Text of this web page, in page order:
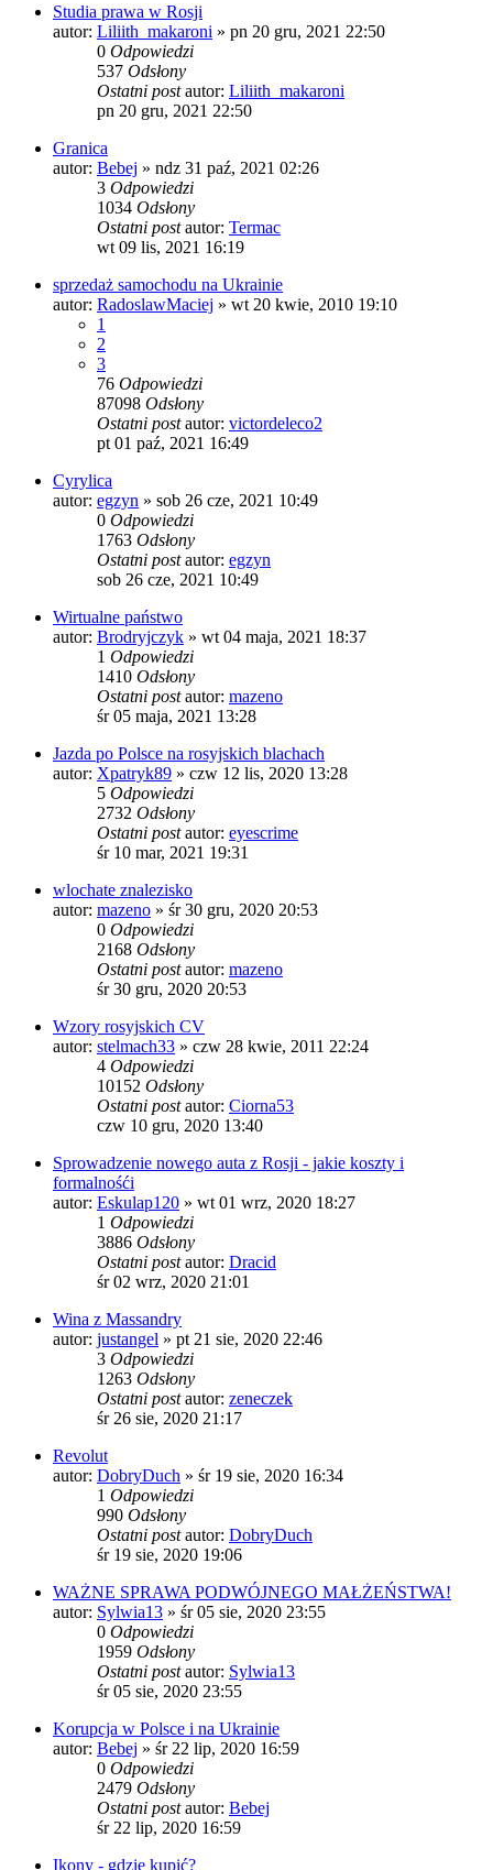
Studia prawa w Rosji
autor: Liliith_makaroni » pn 20 gru, 2021 22:50
0 Odpowiedzi
537 Odsłony
Ostatni postautor: Liliith_makaroni
pn 20 gru, 2021 22:50
Granica
autor: Bebej » ndz 31 paź, 2021 02:26
3 Odpowiedzi
1034 Odsłony
Ostatni postautor: Termac
wt 09 lis, 2021 16:19
sprzedaż samochodu na Ukrainie
autor: RadoslawMaciej » wt 20 kwie, 2010 19:10
1
2
3
76 Odpowiedzi
87098 Odsłony
Ostatni postautor: victordeleco2
pt 01 paź, 2021 16:49
Cyrylica
autor: egzyn » sob 26 cze, 2021 10:49
0 Odpowiedzi
1763 Odsłony
Ostatni postautor: egzyn
sob 26 cze, 2021 10:49
Wirtualne państwo
autor: Brodryjczyk » wt 04 maja, 2021 18:37
1 Odpowiedzi
1410 Odsłony
Ostatni postautor: mazeno
śr 05 maja, 2021 13:28
Jazda po Polsce na rosyjskich blachach
autor: Xpatryk89 » czw 12 lis, 2020 13:28
5 Odpowiedzi
2732 Odsłony
Ostatni postautor: eyescrime
śr 10 mar, 2021 19:31
wlochate znalezisko
autor: mazeno » śr 30 gru, 2020 20:53
0 Odpowiedzi
2168 Odsłony
Ostatni postautor: mazeno
śr 30 gru, 2020 20:53
Wzory rosyjskich CV
autor: stelmach33 » czw 28 kwie, 2011 22:24
4 Odpowiedzi
10152 Odsłony
Ostatni postautor: Ciorna53
czw 10 gru, 2020 13:40
Sprowadzenie nowego auta z Rosji - jakie koszty i
formalnośći
autor: Eskulap120 » wt 01 wrz, 2020 18:27
1 Odpowiedzi
3886 Odsłony
Ostatni postautor: Dracid
śr 02 wrz, 2020 21:01
Wina z Massandry
autor: justangel » pt 21 sie, 2020 22:46
3 Odpowiedzi
1263 Odsłony
Ostatni postautor: zeneczek
śr 26 sie, 2020 21:17
Revolut
autor: DobryDuch » śr 19 sie, 2020 16:34
1 Odpowiedzi
990 Odsłony
Ostatni postautor: DobryDuch
śr 19 sie, 2020 19:06
WAŻNE SPRAWA PODWÓJNEGO MAŁŻEŃSTWA!
autor: Sylwia13 » śr 05 sie, 2020 23:55
0 Odpowiedzi
1959 Odsłony
Ostatni postautor: Sylwia13
śr 05 sie, 2020 23:55
Korupcja w Polsce i na Ukrainie
autor: Bebej » śr 22 lip, 2020 16:59
0 Odpowiedzi
2479 Odsłony
Ostatni postautor: Bebej
śr 22 lip, 2020 16:59
Ikony - gdzie kupić?